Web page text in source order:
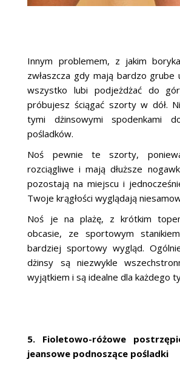
Innym problemem, z jakim
zwłaszcza gdy mają bardzo
wszystko lubi podjeżdżać do
próbujesz ściągać szorty w dół.
tymi dżinsowymi spodenkami
pośladków.
Noś pewnie te szorty,
rozciągliwe i mają dłuższe
pozostają na miejscu i
Twoje krągłości wyglądają
Noś je na plażę, z krótkim
obcasie, ze sportowym
bardziej sportowy wygląd.
dżinsy są niezwykle
wyjątkiem i są idealne dla każdego
5. Fioletowo-różowe
jeansowe podnoszące pośladki